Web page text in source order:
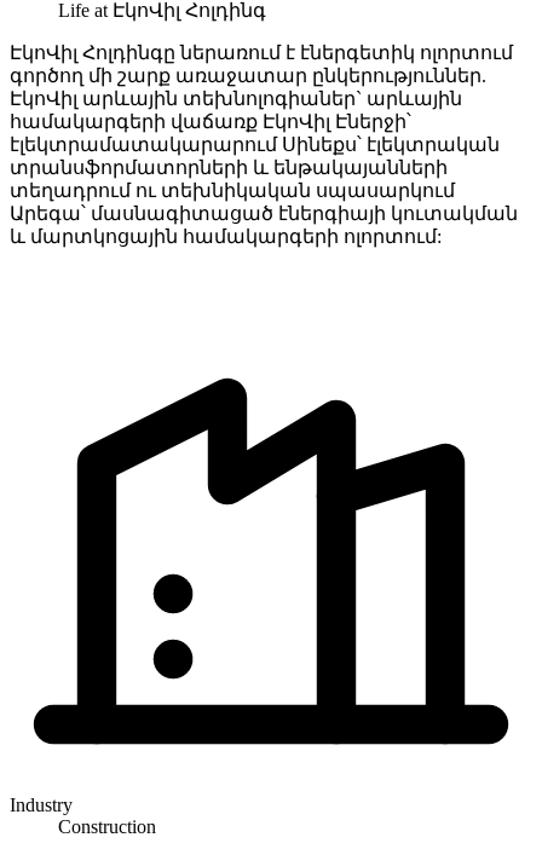
Life at ԷկոՎիլ Հոլդինգ
ԷկոՎիլ Հոլդինգը ներառում է էներգետիկ ոլորտում
գործող մի շարք առաջատար ընկերություններ.
ԷկոՎիլ արևային տեխնոլոգիաներ` արևային
համակարգերի վաճառք ԷկոՎիլ Էներջի՝
էլեկտրամատակարարում Սինեքս՝ էլեկտրական
տրանսֆորմատորների և ենթակայանների
տեղադրում ու տեխնիկական սպասարկում
Արեգա՝ մասնագիտացած էներգիայի կուտակման
և մարտկոցային համակարգերի ոլորտում:
Industry
Construction